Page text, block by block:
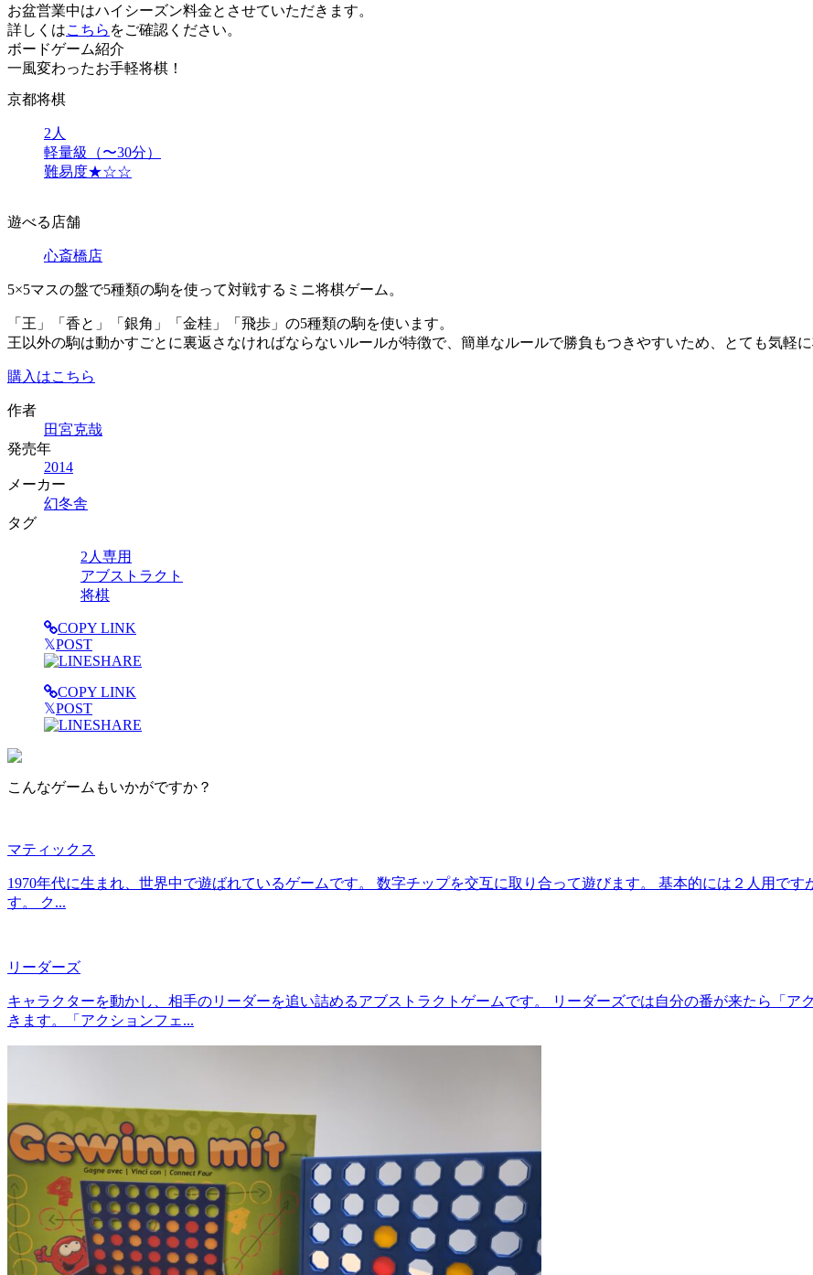
お盆営業中はハイシーズン料金とさせていただきます。
詳しくはこちら をご確認ください。
ボードゲーム紹介
一風変わったお手軽将棋！
京都将棋
2人
軽量級（〜30分）
難易度★☆☆
遊べる店舗
心斎橋店
5×5マスの盤で5種類の駒を使って対戦するミニ将棋ゲーム。
「王」「香と」「銀角」「金桂」「飛歩」の5種類の駒を使います。
王以外の駒は動かすごとに裏返さなければならないルールが特徴で、簡単なルールで勝負もつきやすいため、とても気軽
購入はこちら
作者
田宮克哉
発売年
2014
メーカー
幻冬舎
タグ
2人専用
アブストラクト
将棋
COPY LINK
𝕏POST
SHARE
COPY LINK
𝕏POST
SHARE
こんなゲームもいかがですか？
マティックス
1970年代に生まれ、世界中で遊ばれているゲームです。 数字チップを交互に取り合って遊びます。 基本的には２人用で
す。 ク...
リーダーズ
キャラクターを動かし、相手のリーダーを追い詰めるアブストラクトゲームです。 リーダーズでは自分の番が来たら「
きます。「アクションフェ...